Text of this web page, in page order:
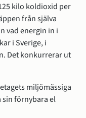
kilo koldioxid per
från själva
vad energin in i
i Sverige, i
Det konkurrerar ut
miljömässiga
sin förnybara el